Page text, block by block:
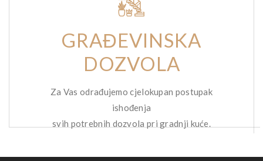
GRAĐEVINSKA
DOZVOLA
Za Vas odrađujemo cjelokupan postupak
ishođenja
svih potrebnih dozvola pri gradnji kuće.